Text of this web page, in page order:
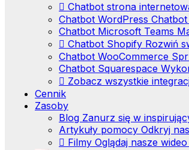
Chatbot strona
Chatbot WordPress
Chatbot Microsoft Teams
Chatbot Shopify Rozwiń
Chatbot WooCommerce
Chatbot Squarespace
Zobacz wszystkie
Cennik
Zasoby
Blog Zanurz się w
Artykuły pomocy Odkryj
Filmy Oglądaj nasze